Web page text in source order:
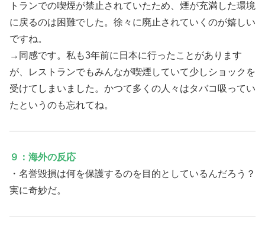
トランでの喫煙が禁止されていたため、煙が充満した環境
に戻るのは困難でした。徐々に廃止されていくのが嬉しい
ですね。
→同感です。私も3年前に日本に行ったことがあります
が、レストランでもみんなが喫煙していて少しショックを
受けてしまいました。かつて多くの人々はタバコ吸ってい
たというのも忘れてね。
９：海外の反応
・名誉毀損は何を保護するのを目的としているんだろう？
実に奇妙だ。